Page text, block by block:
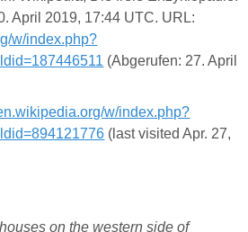
April 2019, 17:44 UTC. URL:
w/index.php?
(Abgerufen: 27. April
w/index.php?
(last visited Apr. 27,
on the western side of